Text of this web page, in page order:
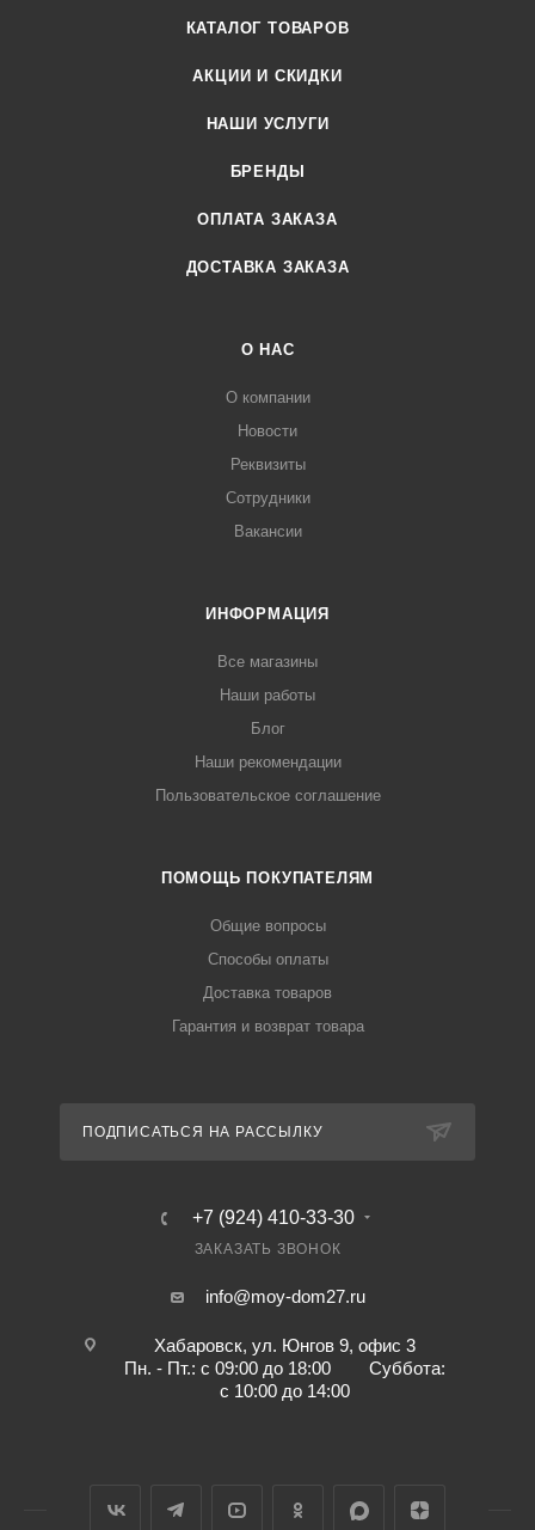
КАТАЛОГ ТОВАРОВ
АКЦИИ И СКИДКИ
НАШИ УСЛУГИ
БРЕНДЫ
ОПЛАТА ЗАКАЗА
ДОСТАВКА ЗАКАЗА
О НАС
О компании
Новости
Реквизиты
Сотрудники
Вакансии
ИНФОРМАЦИЯ
Все магазины
Наши работы
Блог
Наши рекомендации
Пользовательское соглашение
ПОМОЩЬ ПОКУПАТЕЛЯМ
Общие вопросы
Способы оплаты
Доставка товаров
Гарантия и возврат товара
ПОДПИСАТЬСЯ НА РАССЫЛКУ
+7 (924) 410-33-30
ЗАКАЗАТЬ ЗВОНОК
info@moy-dom27.ru
Хабаровск, ул. Юнгов 9, офис 3
Пн. - Пт.: с 09:00 до 18:00 Суббота:
с 10:00 до 14:00